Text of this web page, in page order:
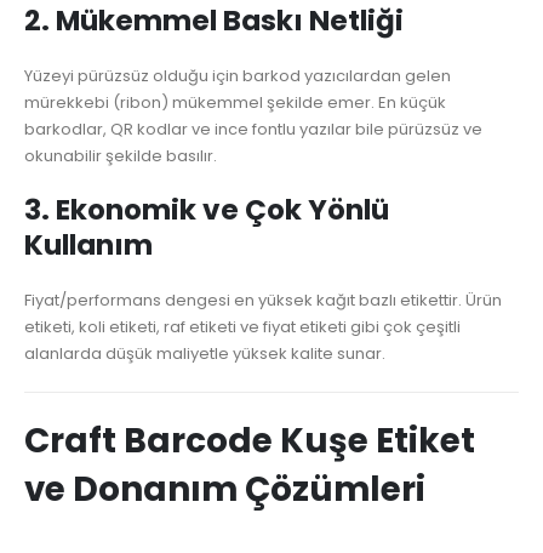
2. Mükemmel Baskı Netliği
Yüzeyi pürüzsüz olduğu için barkod yazıcılardan gelen
mürekkebi (ribon) mükemmel şekilde emer. En küçük
barkodlar, QR kodlar ve ince fontlu yazılar bile pürüzsüz ve
okunabilir şekilde basılır.
3. Ekonomik ve Çok Yönlü
Kullanım
Fiyat/performans dengesi en yüksek kağıt bazlı etikettir. Ürün
etiketi, koli etiketi, raf etiketi ve fiyat etiketi gibi çok çeşitli
alanlarda düşük maliyetle yüksek kalite sunar.
Craft Barcode Kuşe Etiket
ve Donanım Çözümleri